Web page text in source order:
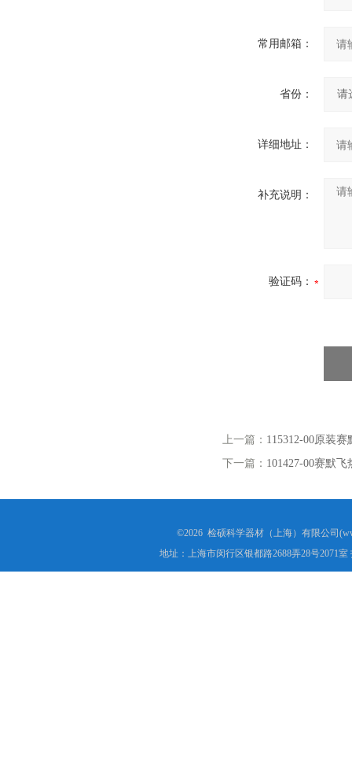
常用邮箱：
省份：
详细地址：
补充说明：
验证码：
上一篇： 115312-00原装
下一篇： 101427-00赛默
©2026 检硕科学器材（上海）有限公司
地址：上海市闵行区银都路2688弄28号2071室